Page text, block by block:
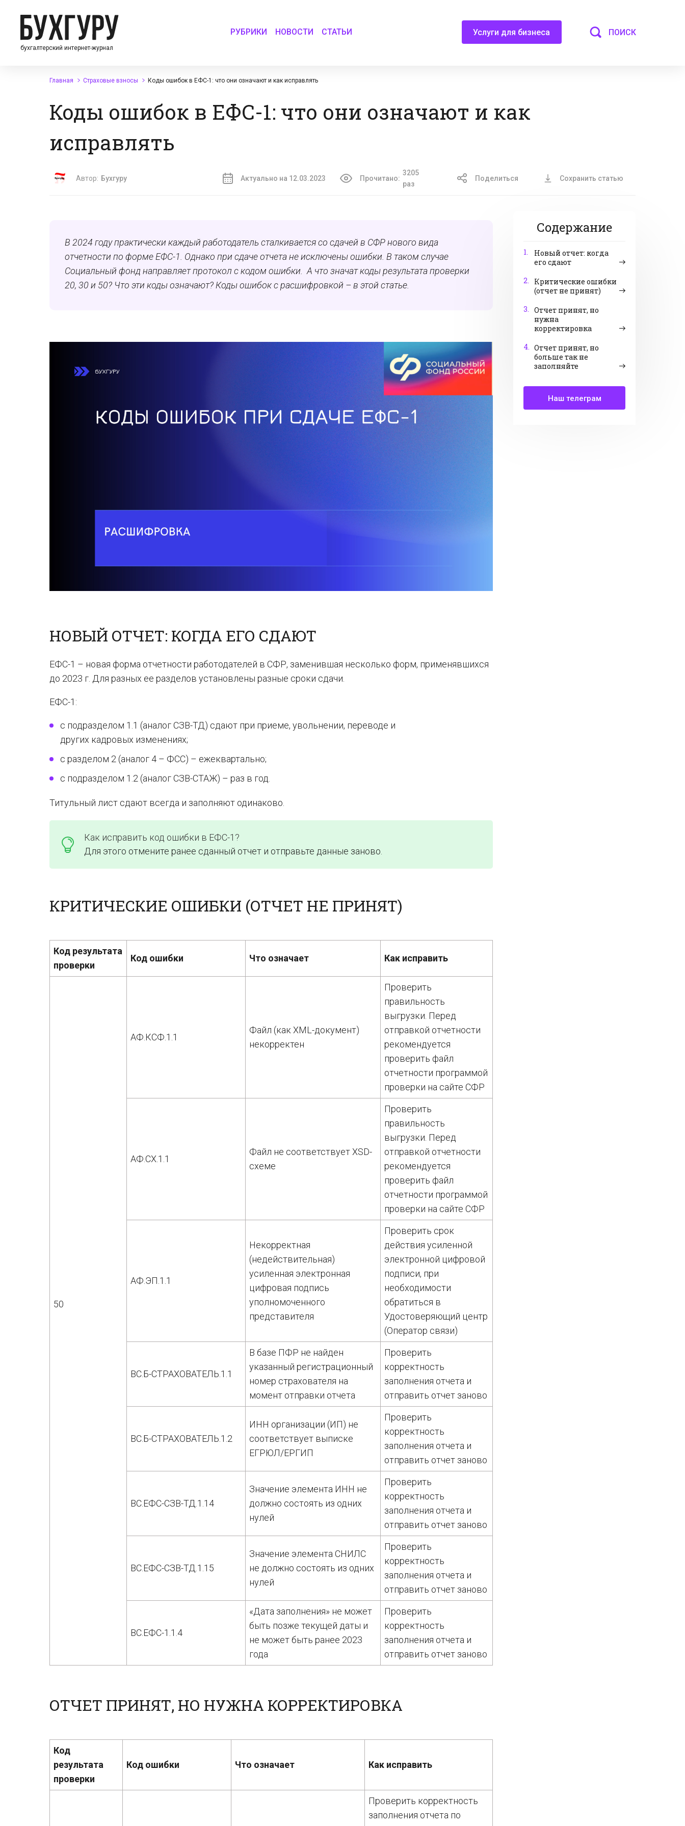
бухгалтерский интернет-журнал
РУБРИКИ НОВОСТИ СТАТЬИ Услуги для бизнеса ПОИСК
Главная Страховые взносы Коды ошибок в ЕФС-1: что они означают и как исправлять
Коды ошибок в ЕФС-1: что они означают и как
исправлять
Автор: Бухгуру Актуально на 12.03.2023 Прочитано:
3205
раз
Поделиться Сохранить статью
Содержание
1.
Новый отчет: когда
его сдают
2.
Критические ошибки
(отчет не принят)
3. Отчет принят, но
нужна
корректировка
4. Отчет принят, но
больше так не
заполняйте
Наш телеграм
В 2024 году практически каждый работодатель сталкивается со сдачей в СФР нового вида
отчетности по форме ЕФС-1. Однако при сдаче отчета не исключены ошибки. В таком случае
Социальный фонд направляет протокол с кодом ошибки. А что значат коды результата проверки
20, 30 и 50? Что эти коды означают? Коды ошибок с расшифровкой – в этой статье.
НОВЫЙ ОТЧЕТ: КОГДА ЕГО СДАЮТ
ЕФС-1 – новая форма отчетности работодателей в СФР, заменившая несколько форм, применявшихся
до 2023 г. Для разных ее разделов установлены разные сроки сдачи.
ЕФС-1:
с подразделом 1.1 (аналог СЗВ-ТД) сдают при приеме, увольнении, переводе и
других кадровых изменениях;
с разделом 2 (аналог 4 – ФСС) – ежеквартально;
с подразделом 1.2 (аналог СЗВ-СТАЖ) – раз в год.
Титульный лист сдают всегда и заполняют одинаково.
Как исправить код ошибки в ЕФС-1?
Для этого отмените ранее сданный отчет и отправьте данные заново.
КРИТИЧЕСКИЕ ОШИБКИ (ОТЧЕТ НЕ ПРИНЯТ)
Код результата
проверки
Код ошибки Что означает Как исправить
50
АФ.КСФ.1.1
Файл (как XML-документ)
некорректен
Проверить
правильность
выгрузки. Перед
отправкой отчетности
рекомендуется
проверить файл
отчетности программой
проверки на сайте СФР
АФ.СХ.1.1
Файл не соответствует XSD-
схеме
Проверить
правильность
выгрузки. Перед
отправкой отчетности
рекомендуется
проверить файл
отчетности программой
проверки на сайте СФР
АФ.ЭП.1.1
Некорректная
(недействительная)
усиленная электронная
цифровая подпись
уполномоченного
представителя
Проверить срок
действия усиленной
электронной цифровой
подписи, при
необходимости
обратиться в
Удостоверяющий центр
(Оператор связи)
ВС.Б-СТРАХОВАТЕЛЬ.1.1
В базе ПФР не найден
указанный регистрационный
номер страхователя на
момент отправки отчета
Проверить
корректность
заполнения отчета и
отправить отчет заново
ВС.Б-СТРАХОВАТЕЛЬ.1.2
ИНН организации (ИП) не
соответствует выписке
ЕГРЮЛ/ЕРГИП
Проверить
корректность
заполнения отчета и
отправить отчет заново
ВС.ЕФС-СЗВ-ТД.1.14
Значение элемента ИНН не
должно состоять из одних
нулей
Проверить
корректность
заполнения отчета и
отправить отчет заново
ВС.ЕФС-СЗВ-ТД.1.15
Значение элемента СНИЛС
не должно состоять из одних
нулей
Проверить
корректность
заполнения отчета и
отправить отчет заново
ВС.ЕФС-1.1.4
«Дата заполнения» не может
быть позже текущей даты и
не может быть ранее 2023
года
Проверить
корректность
заполнения отчета и
отправить отчет заново
ОТЧЕТ ПРИНЯТ, НО НУЖНА КОРРЕКТИРОВКА
Код
результата
проверки
Код ошибки Что означает Как исправить
Проверить корректность
заполнения отчета по